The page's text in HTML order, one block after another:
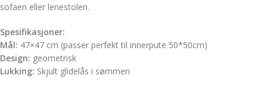
sofaen eller lenestolen.
Spesifikasjoner:
Mål: 47×47 cm (passer perfekt til innerpute 50*50cm)
Design: geometrisk
Lukking: Skjult glidelås i sømmen